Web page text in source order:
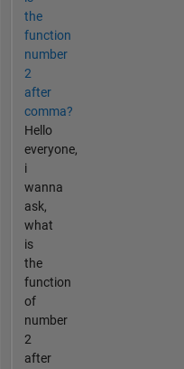
the
function
number
2
after
comma?
Hello
everyone,
i
wanna
ask,
what
is
the
function
of
number
2
after